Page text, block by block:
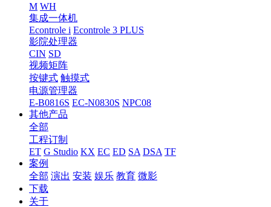
M WH
集成一体机
Econtrole i Econtrole 3 PLUS
影院处理器
CIN SD
视频矩阵
按键式 触摸式
电源管理器
E-B0816S EC-N0830S NPC08
其他产品
全部
工程订制
ET G Studio KX EC ED SA DSA TF
案例
全部 演出 安装 娱乐 教育 微影
下载
关于